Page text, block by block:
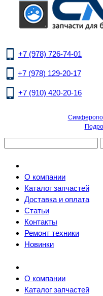
+7 (978) 726-74-01
+7 (978) 129-20-17
+7 (910) 420-20-16
О компании
Каталог запчастей
Доставка и оплата
Статьи
Контакты
Ремонт техники
Новинки
О компании
Каталог запчастей